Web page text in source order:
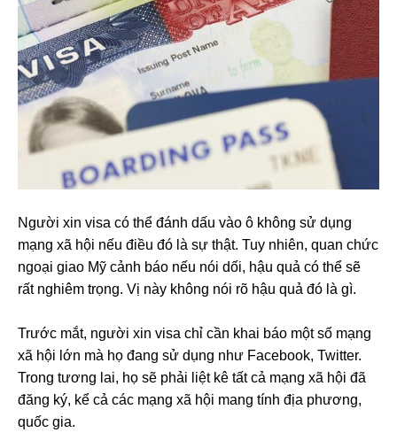
Người xin visa có thể đánh dấu vào ô không sử dụng
mạng xã hội nếu điều đó là sự thật. Tuy nhiên, quan chức
ngoại giao Mỹ cảnh báo nếu nói dối, hậu quả có thể sẽ
rất nghiêm trọng. Vị này không nói rõ hậu quả đó là gì.
Trước mắt, người xin visa chỉ cần khai báo một số mạng
xã hội lớn mà họ đang sử dụng như Facebook, Twitter.
Trong tương lai, họ sẽ phải liệt kê tất cả mạng xã hội đã
đăng ký, kể cả các mạng xã hội mang tính địa phương,
quốc gia.